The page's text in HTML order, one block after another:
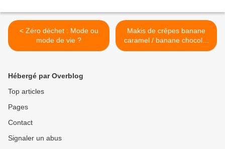
< Zéro déchet : Mode ou
mode de vie ?
Makis de crêpes banane
caramel / banane chocolat
>
Hébergé par Overblog
Top articles
Pages
Contact
Signaler un abus